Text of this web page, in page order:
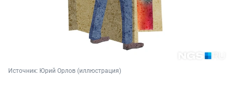
Источник: Юрий Орлов (иллюстрация)